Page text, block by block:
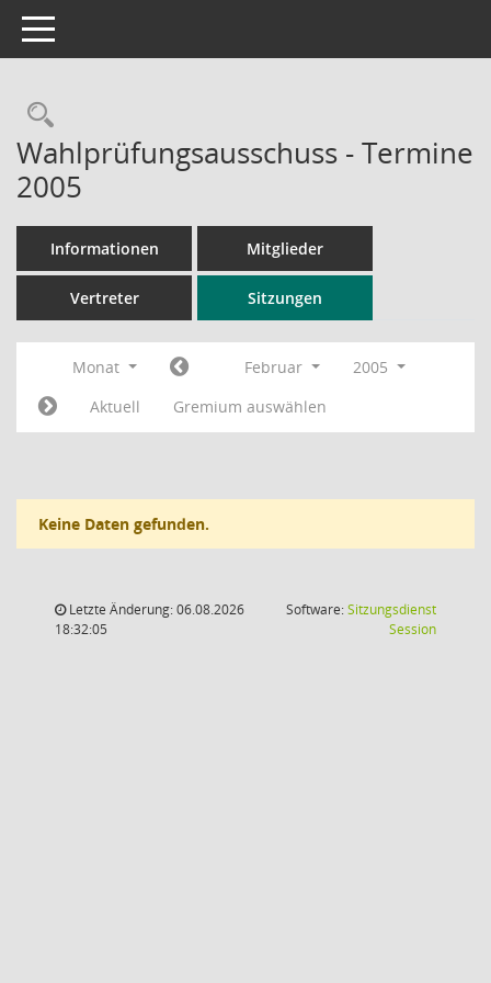
Toggle navigation
Rechercheauswahl
Wahlprüfungsausschuss - Termine
2005
Informationen Mitglieder
Vertreter Sitzungen
Monat Februar
2005
Aktuell
Gremium auswählen
Keine Daten gefunden.
Letzte Änderung: 06.08.2026
18:32:05
Software:Sitzungsdienst
Session(Wird in